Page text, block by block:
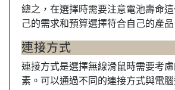
總之，在選擇時需要注意電池壽命
己的需求和預算選擇符合自己的產品
連接方式
連接方式是選擇無線滑鼠時需要考
素。可以通過不同的連接方式與電